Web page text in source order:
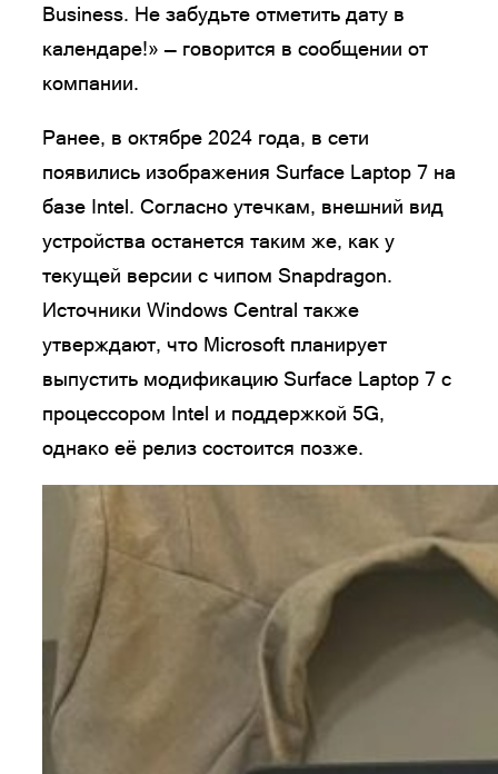
Business. Не забудьте отметить дату в
календаре!» — говорится в сообщении от
компании.
Ранее, в октябре 2024 года, в сети
появились изображения Surface Laptop 7 на
базе Intel. Согласно утечкам, внешний вид
устройства останется таким же, как у
текущей версии с чипом Snapdragon.
Источники Windows Central также
утверждают, что Microsoft планирует
выпустить модификацию Surface Laptop 7 с
процессором Intel и поддержкой 5G,
однако её релиз состоится позже.